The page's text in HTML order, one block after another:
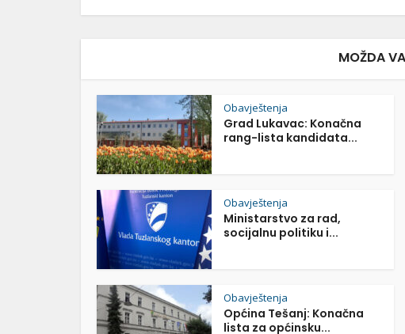
MOŽDA
Obavještenja
Grad Lukavac: Konačna
rang-lista kandidata...
Obavještenja
Ministarstvo za rad,
socijalnu politiku i...
Obavještenja
Općina Tešanj: Konačna
lista za općinsku...